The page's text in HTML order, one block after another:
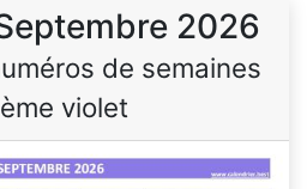
2026
de semaines
violet